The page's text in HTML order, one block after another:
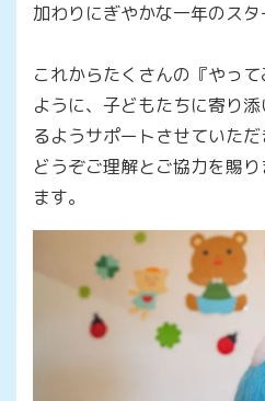
加わりにぎやかな一年のスタ
これからたくさんの『やっ
ように、子どもたちに寄り
るようサポートさせていただ
どうぞご理解とご協力を賜
ます。